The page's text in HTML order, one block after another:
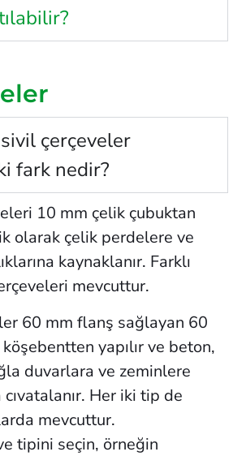
çerçeveler
fark nedir?
10 mm çelik çubuktan
olarak çelik perdelere ve
kaynaklanır. Farklı
mevcuttur.
60 mm flanş sağlayan 60
yapılır ve beton,
duvarlara ve zeminlere
Her iki tip de
mevcuttur.
tipini seçin, örneğin